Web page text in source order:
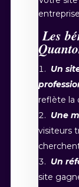
Les
Un
reflète la
Une
visiteurs
Un
site